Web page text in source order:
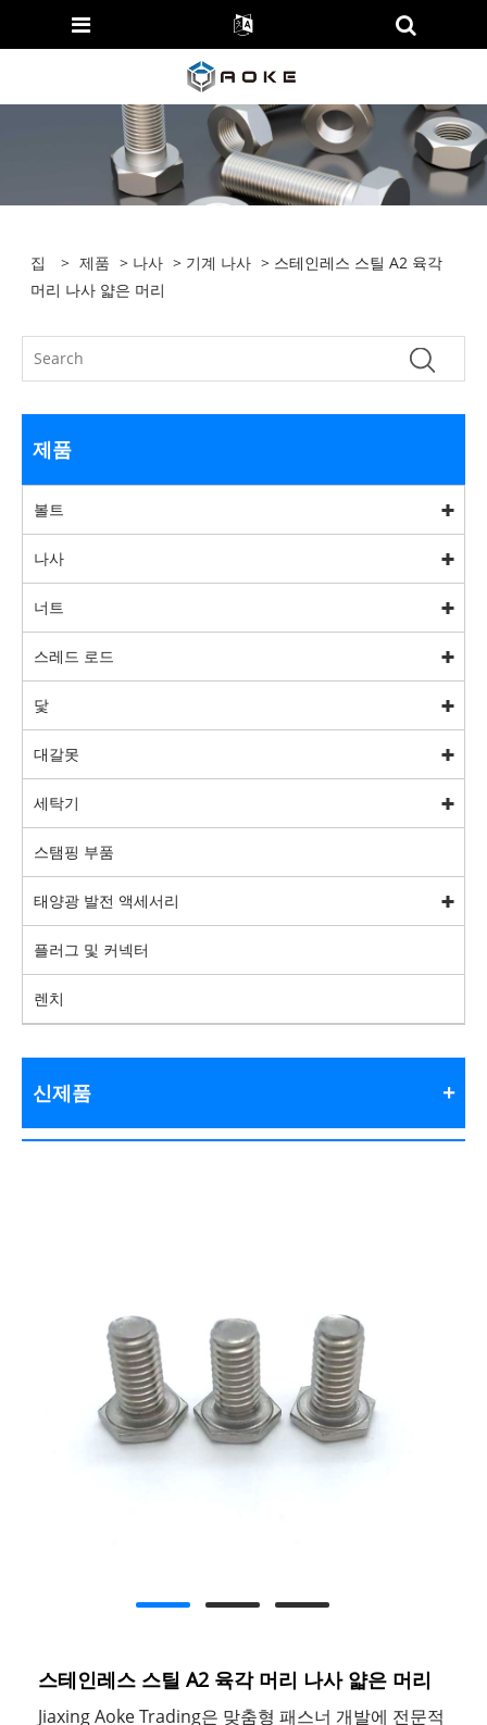
집 > 제품 > 나사 > 기계 나사 > 스테인레스 스틸 A2 육각
머리 나사 얇은 머리
제품
볼트
나사
너트
스레드 로드
닻
대갈못
세탁기
스탬핑 부품
태양광 발전 액세서리
플러그 및 커넥터
렌치
신제품
스테인레스 스틸 A2 육각 머리 나사 얇은 머리
Jiaxing Aoke Trading은 맞춤형 패스너 개발에 전문적